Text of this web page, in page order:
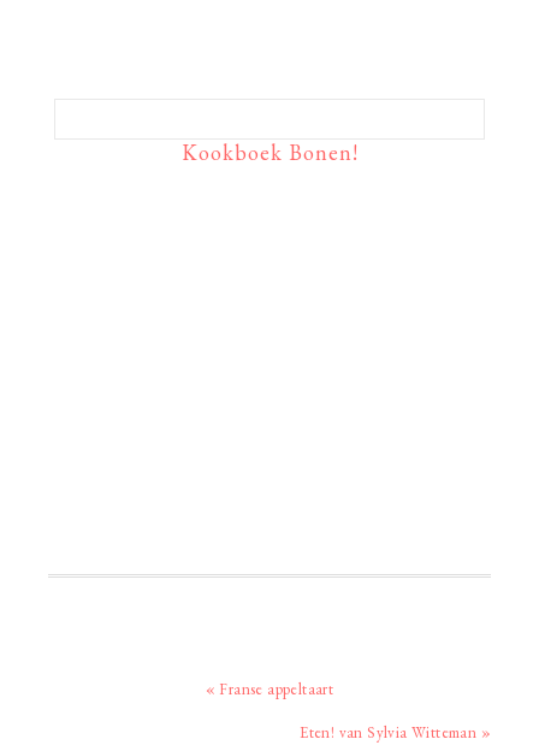
Kookboek Bonen!
Vorig
« Franse appeltaart
Volgend
Eten! van Sylvia Witteman »